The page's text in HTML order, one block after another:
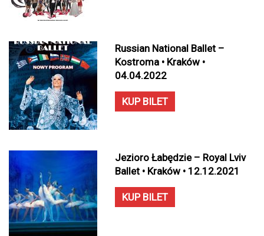
Russian National Ballet –
Kostroma • Kraków •
04.04.2022
KUP BILET
Jezioro Łabędzie – Royal Lviv
Ballet • Kraków • 12.12.2021
KUP BILET